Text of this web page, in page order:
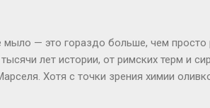
— это гораздо больше, чем просто
лет истории, от римских терм и
Хотя с точки зрения химии